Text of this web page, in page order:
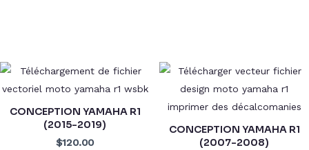
CONCEPTION YAMAHA R1
(2015-2019)
$120.00
CONCEPTION YAMAHA R1
(2007-2008)